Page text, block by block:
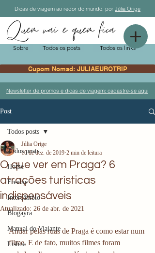
Sobre Todos os posts Todos os links
Cupom Nomad: JULIAEUROTRIP
Dicas de viagem ao redor do mundo, por Júlia Orige
Newsletter de promos e dicas de viagem: cadastre-se aqui
Post
Todos posts
Home
Freebie
Intercâmbio
Blogayra
Manual do Viajante
Lisboa
Todos posts
O que ver em Praga? 6
atrações turísticas
indispensáveis
Júlia Orige
10 de dez. de 2019 2 min de leitura
Atualizado: 26 de abr. de 2021
Andar pelas ruas de Praga é como estar num
filme. E de fato, muitos filmes foram